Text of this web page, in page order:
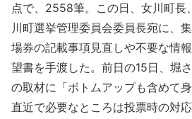
点で、2558筆。この日、女川町長
川町選挙管理委員会委員長宛に、
場券の記載事項見直しや不要な情
望書を手渡した。前日の15日、堀
の取材に「ボトムアップも含めて
直近で必要なところは投票時の対